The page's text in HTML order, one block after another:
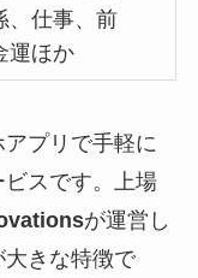
、仕事、前
運ほか
プリで手軽に
スです。上場
が運営し
きな特徴で